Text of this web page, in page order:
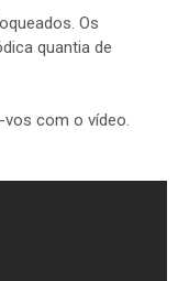
Os
quantia de
vos com o vídeo.